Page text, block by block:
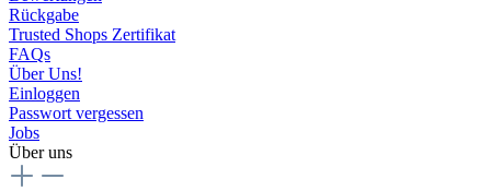
Rückgabe
Trusted Shops Zertifikat
FAQs
Über Uns!
Einloggen
Passwort vergessen
Jobs
Über uns